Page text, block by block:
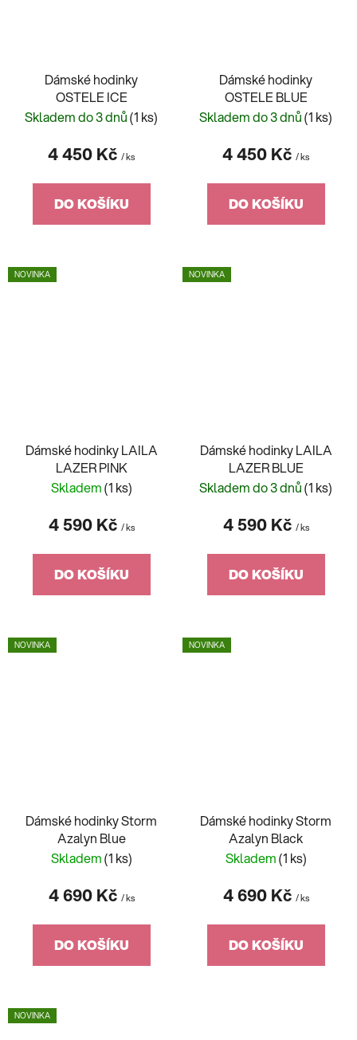
Dámské hodinky
OSTELE ICE
Skladem do 3 dnů(1 ks)
4 450 Kč / ks
DO KOŠÍKU
Dámské hodinky
OSTELE BLUE
Skladem do 3 dnů(1 ks)
4 450 Kč / ks
DO KOŠÍKU
NOVINKA
Dámské hodinky LAILA
LAZER PINK
Skladem(1 ks)
4 590 Kč / ks
DO KOŠÍKU
NOVINKA
Dámské hodinky LAILA
LAZER BLUE
Skladem do 3 dnů(1 ks)
4 590 Kč / ks
DO KOŠÍKU
NOVINKA
Dámské hodinky Storm
Azalyn Blue
Skladem(1 ks)
4 690 Kč / ks
DO KOŠÍKU
NOVINKA
Dámské hodinky Storm
Azalyn Black
Skladem(1 ks)
4 690 Kč / ks
DO KOŠÍKU
NOVINKA